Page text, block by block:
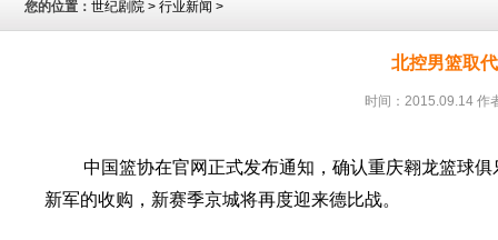
您的位置： 世纪剧院 > 行业新闻 >
北控男篮取
时间：2015.09.14 作
中国篮协在官网正式发布通知，确认重庆翱龙篮球
新军的收购，新赛季京城将再度迎来德比战。